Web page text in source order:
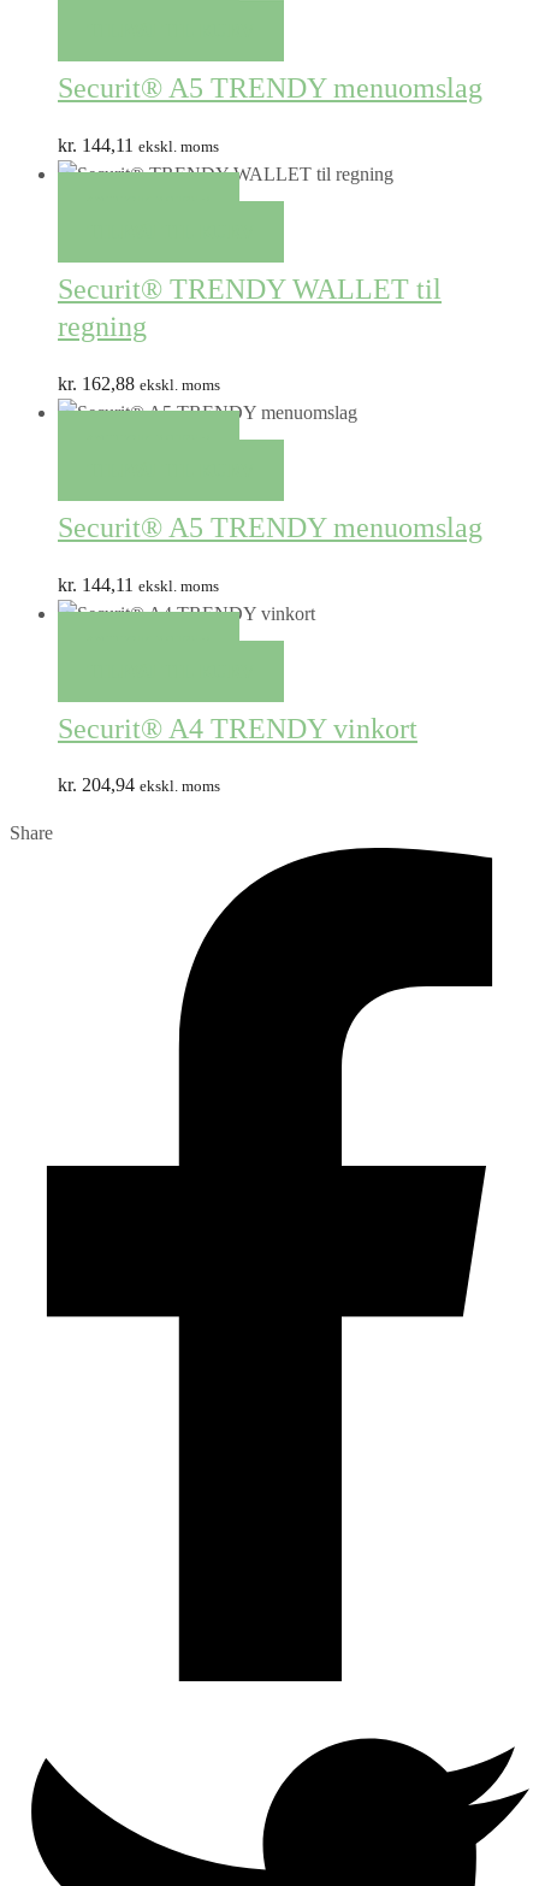
Securit® A5 TRENDY menuomslag
kr. 144,11 ekskl. moms
Securit® TRENDY WALLET til
regning
kr. 162,88 ekskl. moms
Securit® A5 TRENDY menuomslag
kr. 144,11 ekskl. moms
Securit® A4 TRENDY vinkort
kr. 204,94 ekskl. moms
Share